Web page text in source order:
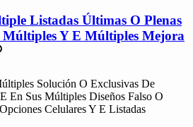
Listadas Últimas O Plenas
Múltiples Y E Múltiples Mejora
Solución O Exclusivas De
En Sus Múltiples Diseños Falso O
Celulares Y E Listadas